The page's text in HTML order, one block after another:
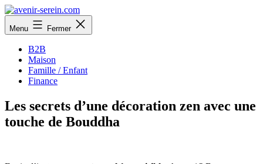
Aller
au
contenu
avenir-
serein.com
Menu Fermer
B2B
Maison
Famille / Enfant
Finance
Les secrets d’une décoration zen avec une
touche de Bouddha